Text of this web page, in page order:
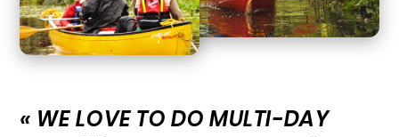
« WE LOVE TO DO MULTI-DAY